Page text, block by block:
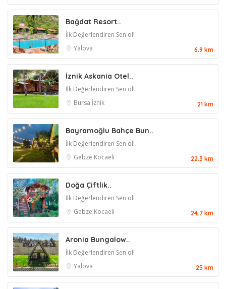
Bağdat Resort..
İlk Değerlendiren Sen ol!
Yalova
6.9 km
İznik Askania Otel..
İlk Değerlendiren Sen ol!
Bursa İznik 21 km
Bayramoğlu Bahçe Bun..
İlk Değerlendiren Sen ol!
Gebze Kocaeli 22.3 km
Doğa Çiftlik..
İlk Değerlendiren Sen ol!
Gebze Kocaeli 24.7 km
Aronia Bungalow..
İlk Değerlendiren Sen ol!
Yalova
25 km